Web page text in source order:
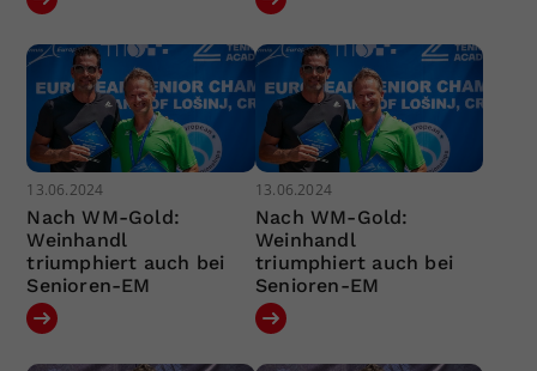
13.06.2024
Nach WM-Gold:
Weinhandl
triumphiert auch bei
Senioren-EM
13.06.2024
Nach WM-Gold:
Weinhandl
triumphiert auch bei
Senioren-EM